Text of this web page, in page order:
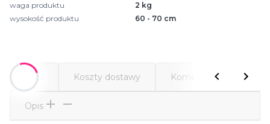
waga produktu
2 kg
wysokość produktu
60 - 70 cm
Opis Koszty dostawy Komentarze
Opis